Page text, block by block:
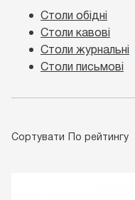
Столи обідні
Столи кавові
Столи журнальні
Столи письмові
Сортувати По рейтингу